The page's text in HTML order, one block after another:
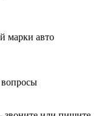
марки авто